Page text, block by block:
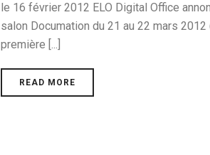
le 16 février 2012 ELO Digital Office
salon Documation du 21 au 22 mars 2012
première [...]
READ MORE